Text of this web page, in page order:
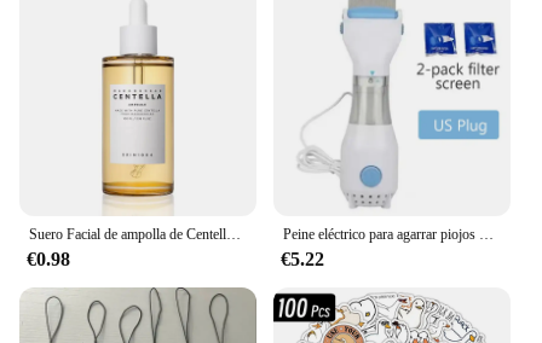
Suero Facial de ampolla de Centella Asiatica de Madagascar, piel propensa y sensible, hidratante, reafirmante de la piel, coche de piel de vidrio coreano
€0.98
Peine eléctrico para agarrar piojos de mascotas, cepillo asesino para eliminar pulgas físicas multifuncional para gatos, perros, limpiador de pelo, peine eliminador de piojos
€5.22